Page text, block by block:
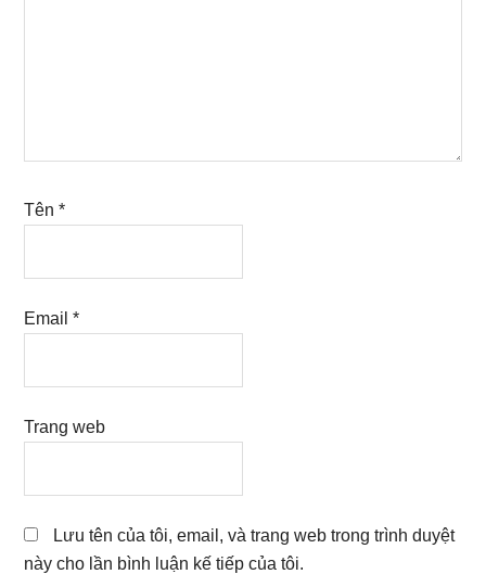
Tên*
Email*
Trang web
Lưu tên của tôi, email, và trang web trong trình duyệt
này cho lần bình luận kế tiếp của tôi.